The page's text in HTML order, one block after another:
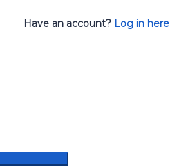
Have an account? Log in here